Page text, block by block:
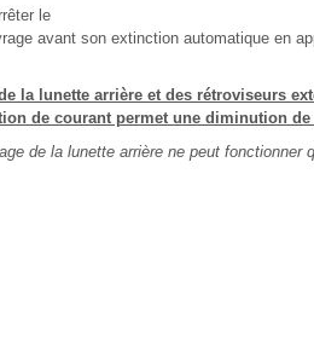
le
avant son extinction automatique en
la lunette arrière et des rétroviseurs
de courant permet une diminution
de la lunette arrière ne peut fonctionner